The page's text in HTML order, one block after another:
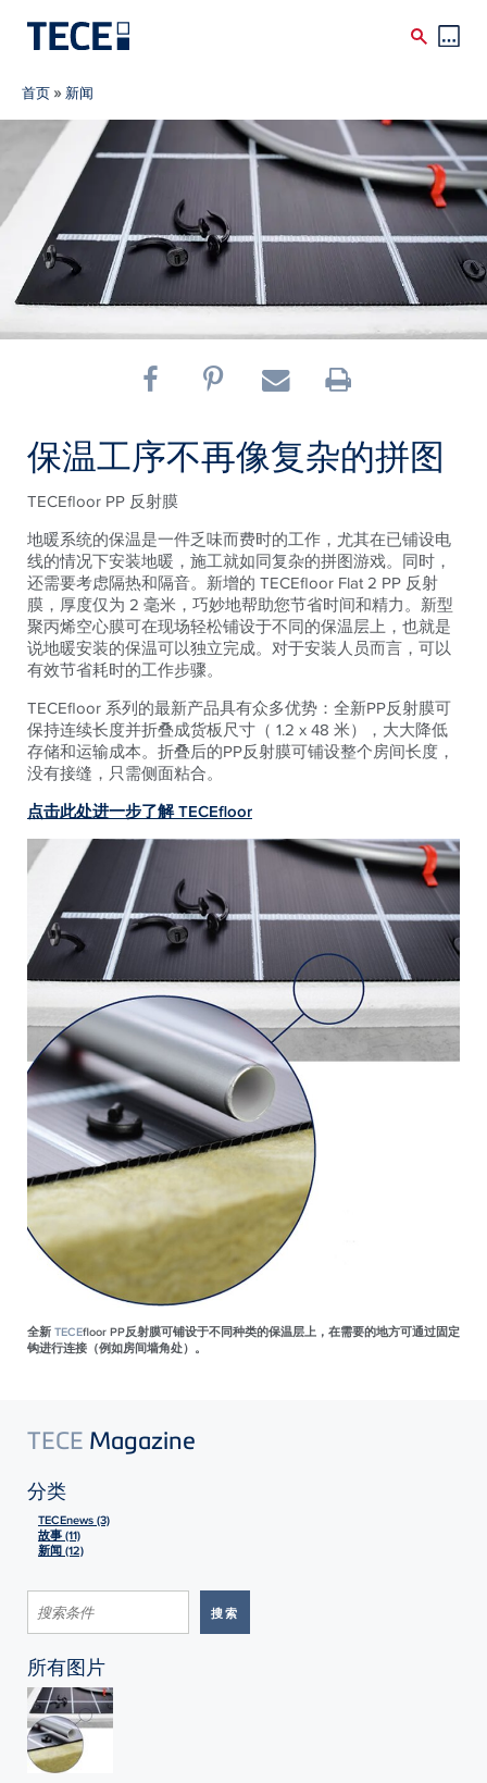
Skip to main content
Breadcrumb
首页 » 新闻
保温工序不再像复杂的拼图
TECEfloor PP 反射膜
地暖系统的保温是一件乏味而费时的工作，尤其在已铺设电
线的情况下安装地暖，施工就如同复杂的拼图游戏。同时，
还需要考虑隔热和隔音。新增的 TECEfloor Flat 2 PP 反射
膜，厚度仅为 2 毫米，巧妙地帮助您节省时间和精力。新型
聚丙烯空心膜可在现场轻松铺设于不同的保温层上，也就是
说地暖安装的保温可以独立完成。对于安装人员而言，可以
有效节省耗时的工作步骤。
TECEfloor 系列的最新产品具有众多优势：全新PP反射膜可
保持连续长度并折叠成货板尺寸（ 1.2 x 48 米），大大降低
存储和运输成本。折叠后的PP反射膜可铺设整个房间长度，
没有接缝，只需侧面粘合。
点击此处进一步了解 TECEfloor
全新TECEfloor PP反射膜可铺设于不同种类的保温层上，在需要的地方可通过固定
钩进行连接（例如房间墙角处）。
TECE Magazine
分类
TECEnews (3)
故事 (11)
新闻 (12)
所有图片